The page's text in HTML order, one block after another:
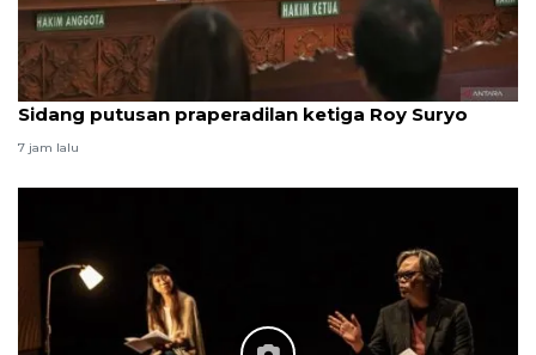
Sidang putusan praperadilan ketiga Roy Suryo
7 jam lalu